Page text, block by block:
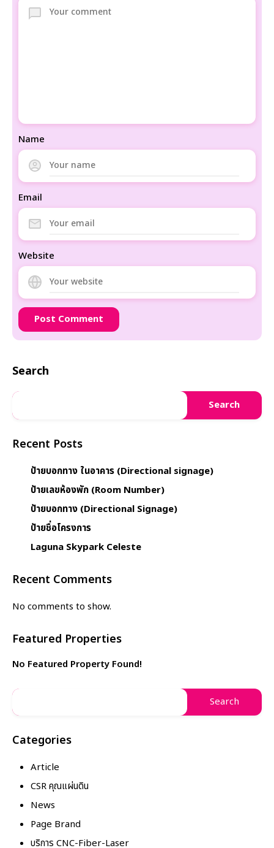
Name
Email
Website
Search
Search
Recent Posts
ป้ายบอกทาง ในอาคาร (Directional signage)
ป้ายเลขห้องพัก (Room Number)
ป้ายบอกทาง (Directional Signage)
ป้ายชื่อโครงการ
Laguna Skypark Celeste
Recent Comments
No comments to show.
Featured Properties
No Featured Property Found!
Categories
Article
CSR คุณแผ่นดิน
News
Page Brand
บริการ CNC-Fiber-Laser